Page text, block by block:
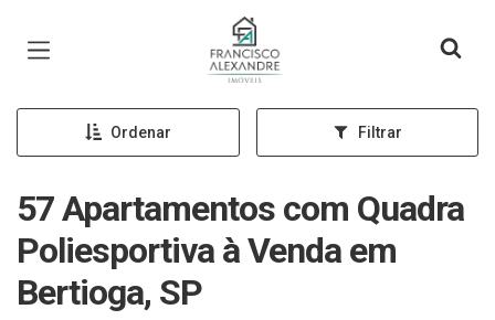
Página inicial
Ordenar Filtrar
57 Apartamentos com Quadra
Poliesportiva à Venda em
Bertioga, SP